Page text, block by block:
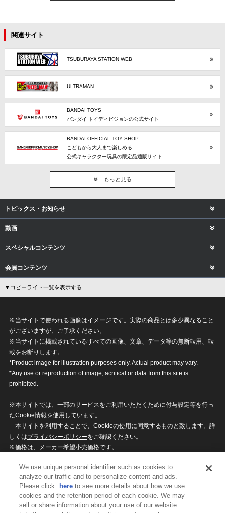
関連サイト
TSUBURAYA STATION WEB
ULTRAMAN
BANDAI TOYS
バンダイ トイディビジョンの公式サイト
BANDAI OFFICIAL TOY SHOP
こどもから大人まで楽しめる
公式キャラクター玩具の限定品通販サイト
もっと見る
トピックス・お知らせ
動画
スペシャルコンテンツ
会員コンテンツ
▼コピーライト一覧を表示する
※当サイトで使われる画像はイメージです。実際の商品とは多少異なること
がございますが、ご了承ください。
※当サイトに掲載されているすべての画像、文章、データ等の無断転用、転
載をお断りします。
*Product image for illustration purposes only. Actual product may vary.
*Any use or reproduction of image, acritical or data from this site is
prohibited.
※本サイトでは、一部のサービスをご利用いただくために付与設定等を行っ
たCookie情報を使用しています。
本サイトを利用することで、Cookieの使用に同意するものと致します。詳
しくはプライバシーポリシーをご確認ください。
※価格は、メーカー希望小売価格です。
ざいますのでご了承ください。
privacypolicy
Do Not Sell or Share My
Personal Information
We use unique personal identifier such as cookies to
analyze our traffic and to personalize content and ads.
Please click
here to see more details about how we use
cookies and the retention period of each cookie. We may
sell or share information about your use of our website